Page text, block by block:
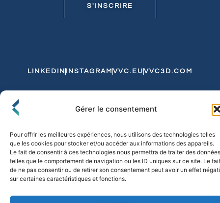
Gérer le consentement
Pour offrir les meilleures expériences, nous utilisons des technologies telles
que les cookies pour stocker et/ou accéder aux informations des appareils.
Le fait de consentir à ces technologies nous permettra de traiter des données
telles que le comportement de navigation ou les ID uniques sur ce site. Le fait
de ne pas consentir ou de retirer son consentement peut avoir un effet
sur certaines caractéristiques et fonctions.
S'INSCRIRE
LINKEDIN INSTAGRAM VVC.EU VVC3D.COM
Politique de Confidentialité et de CookiesExpédition et Livraison
© 2026 FLO & CO. All Rights Reserved